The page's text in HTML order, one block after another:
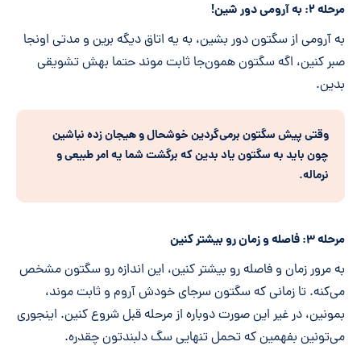
مرحله ۲: به آرومی دور شین!
به آرومی از سگتون دور بشین، به یه اتاق دیگه برین و مدتی اونجا
صبر کنین، اگه سگتون همون‌جا ثابت موند حتما بهش تشویقی
بدین.
وقتی پیش سگتون بر‌می‌گردین خوشحال و هیجان زده نباشین
چون باید به سگتون یاد بدین که برگشت شما یه امر طبیعی و
نرماله.
مرحله ۳: فاصله و زمان رو بیشتر کنین
به مرور زمان و فاصله رو بیشتر کنین، این اندازه رو سگتون مشخص
می‌کنه. تا زمانی که سگتون سرجای خودش آروم و ثابت موند،
بمونین، در غیر این صورت دوباره از مرحله قبل شروع کنین. اینجوری
می‌تونین بفهمین که تحمل تنهایی سگ دلبندتون چقدره.